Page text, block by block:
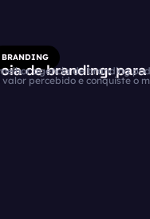
BRANDING
de branding: para
agencia de branding
percebido e conquiste o